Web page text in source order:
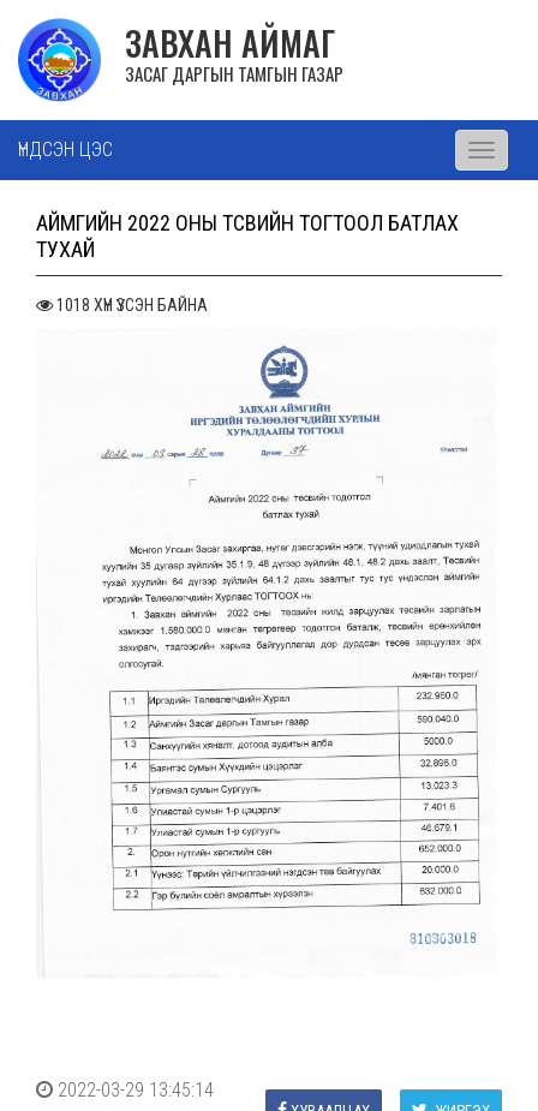
ЗАВХАН АЙМАГ
ЗАСАГ ДАРГЫН ТАМГЫН ГАЗАР
ҮНДСЭН ЦЭС
Toggle
АЙМГИЙН 2022 ОНЫ ТӨСВИЙН ТОГТООЛ БАТЛАХ
ТУХАЙ
1018 ХҮН ҮЗСЭН БАЙНА
2022-03-29 13:45:14